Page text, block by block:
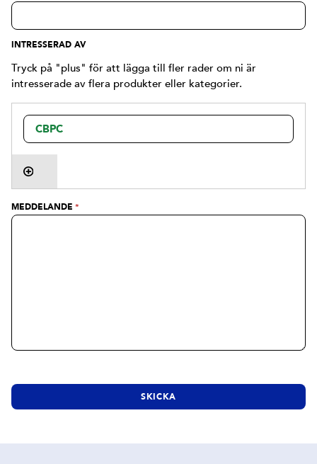
INTRESSERAD AV
Tryck på "plus" för att lägga till fler rader om ni är
intresserade av flera produkter eller kategorier.
MEDDELANDE *